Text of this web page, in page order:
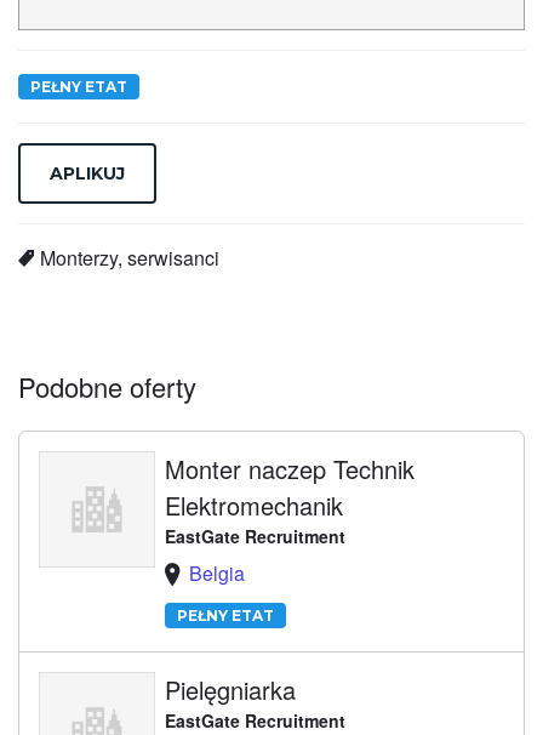
PEŁNY ETAT
Monterzy, serwisanci
Podobne oferty
Monter naczep Technik
Elektromechanik
EastGate Recruitment
Belgia
PEŁNY ETAT
Pielęgniarka
EastGate Recruitment